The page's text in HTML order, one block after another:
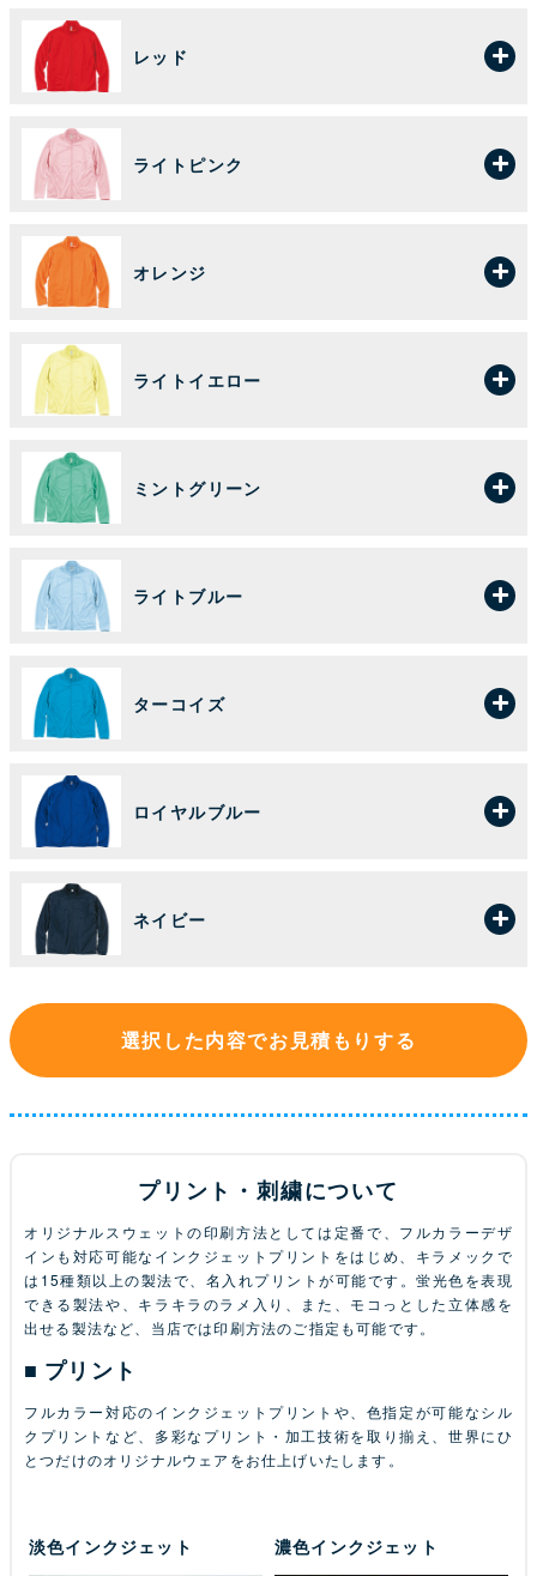
レッド
ライトピンク
オレンジ
ライトイエロー
ミントグリーン
ライトブルー
ターコイズ
ロイヤルブルー
ネイビー
選択した内容でお見積もりする
プリント・刺繍について
オリジナルスウェットの印刷方法としては定番で、フルカラーデザ
インも対応可能なインクジェットプリントをはじめ、キラメックで
は15種類以上の製法で、名入れプリントが可能です。蛍光色を表現
できる製法や、キラキラのラメ入り、また、モコっとした立体感を
出せる製法など、当店では印刷方法のご指定も可能です。
プリント
フルカラー対応のインクジェットプリントや、色指定が可能なシル
クプリントなど、多彩なプリント・加工技術を取り揃え、世界にひ
とつだけのオリジナルウェアをお仕上げいたします。
淡色インクジェット 濃色インクジェット